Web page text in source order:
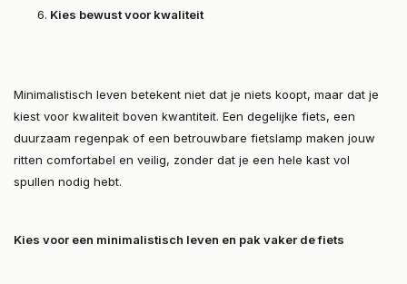
Kies bewust voor kwaliteit
Minimalistisch leven betekent niet dat je niets koopt, maar dat je
kiest voor kwaliteit boven kwantiteit. Een degelijke fiets, een
duurzaam regenpak of een betrouwbare fietslamp maken jouw
ritten comfortabel en veilig, zonder dat je een hele kast vol
spullen nodig hebt.
Kies voor een minimalistisch leven en pak vaker de fiets